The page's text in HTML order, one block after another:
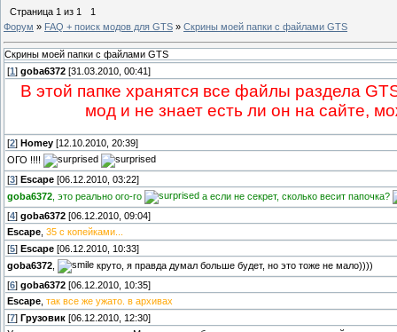
Страница 1 из 1
1
Форум » FAQ + поиск модов для GTS » Скрины моей папки с файлами GTS
Скрины моей папки с файлами GTS
[1 ] goba6372 [31.03.2010, 00:41]
В этой папке хранятся все файлы раздела
мод и не знает есть ли он на сайте,
[2] Homey [12.10.2010, 20:39]
ОГО !!!!
[3] Escape [06.12.2010, 03:22]
goba6372 , это реально ого-го
а если не секрет, сколько весит папочка?
[4] goba6372 [06.12.2010, 09:04]
Escape 35 с копейками...
[5] Escape [06.12.2010, 10:33]
goba6372
круто, я правда думал больше будет, но это тоже не мало))))
[6] goba6372 [06.12.2010, 10:35]
Escape так все же ужато. в архивах
[7] Грузовик [06.12.2010, 12:30]